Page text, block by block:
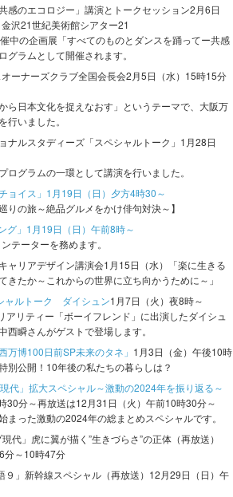
感のエコロジー」講演とトークセッション2月6日
沢21世紀美術館シアター21
中の企画展「すべてのものとダンスを踊ってー共感
グラムとして開催されます。
ーナーズクラブ全国会長会2月5日（水）15時15分
ら日本文化を捉えなおす」というテーマで、大阪万
行いました。
ナルスタディーズ「スペシャルトーク」1月28日
ログラムの一環として講演を行いました。
ョイス」1月19日（日）夕方4時30～
りの旅～絶品グルメをかけ俳句対決～】
グ」1月19日（日）午前8時～
テーターを務めます。
ャリアデザイン講演会1月15日（水）「楽に生きる
きたか～これからの世界に立ち向かうために～」
ャルトーク ダイシュン1月7日（火）夜8時～
アリティー「ボーイフレンド」に出演したダイシュ
西瞬さんがゲストで登場します。
万博100日前SP未来のタネ」 1月3日（金）午後10時
別公開！10年後の私たちの暮らしは？
現代」拡大スペシャル～激動の2024年を振り返る～
30分～再放送は12月31日（火）午前10時30分～
まった激動の2024年の総まとめスペシャルです。
代」虎に翼が描く”生きづらさ”の正体（再放送）
分～10時47分
９」新幹線スペシャル（再放送）12月29日（日）午